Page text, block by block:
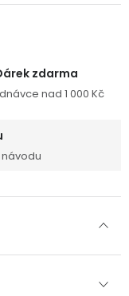
zdarma
nad 1 000 Kč